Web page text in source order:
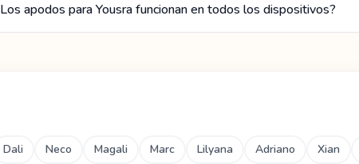
Los apodos para Yousra funcionan en todos los dispositivos?
Dali Neco Magali Marc Lilyana Adriano Xian